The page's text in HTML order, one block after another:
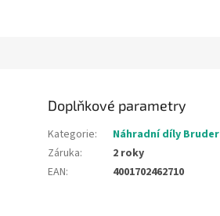
Doplňkové parametry
Kategorie:
Náhradní díly Bruder
Záruka:
2 roky
EAN: 4001702462710